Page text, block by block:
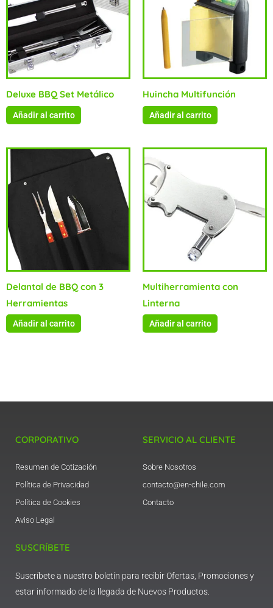
Deluxe BBQ Set Metálico
Añadir al carrito
Huincha Multifunción
Añadir al carrito
Delantal de BBQ con 3
Herramientas
Añadir al carrito
Multiherramienta con
Linterna
Añadir al carrito
CORPORATIVO
Resumen de Cotización
Política de Privacidad
Política de Cookies
Aviso Legal
SERVICIO AL CLIENTE
Sobre Nosotros
contacto@en-chile.com
Contacto
SUSCRÍBETE
Suscríbete a nuestro boletín para recibir Ofertas, Promociones y
estar informado de la llegada de Nuevos Productos.